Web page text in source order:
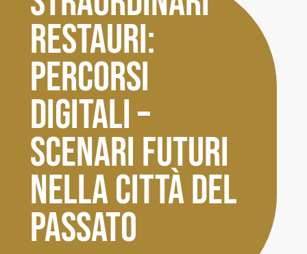
Assorestauro
Members
Services
News
Activities
Contacts
RESTAURI:
PERCORSI
DIGITALI –
SCENARI FUTURI
NELLA CITTÀ DEL
PASSATO